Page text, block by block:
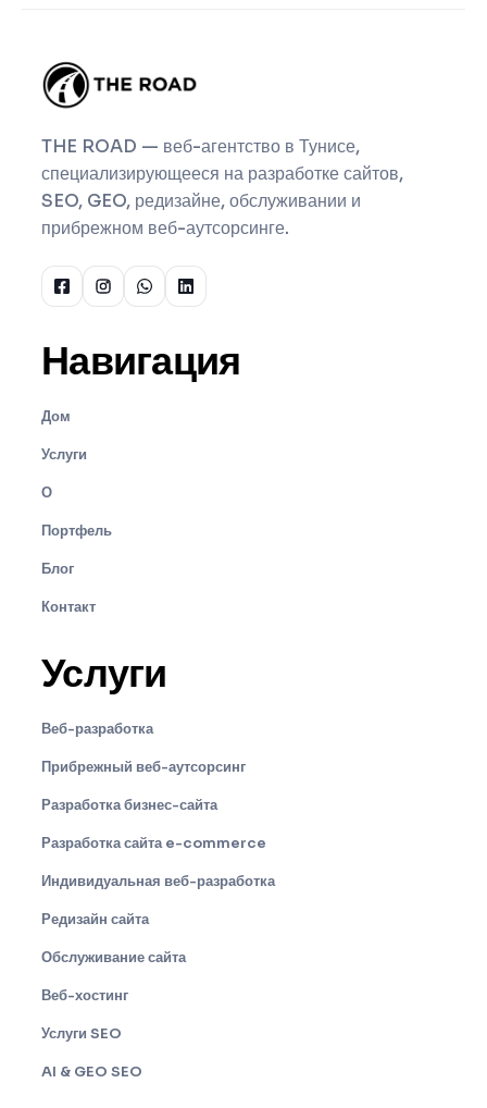
THE ROAD — веб-агентство в Тунисе,
специализирующееся на разработке сайтов,
SEO, GEO, редизайне, обслуживании и
прибрежном веб-аутсорсинге.
Навигация
Дом
Услуги
О
Портфель
Блог
Контакт
Услуги
Веб-разработка
Прибрежный веб-аутсорсинг
Разработка бизнес-сайта
Разработка сайта e-commerce
Индивидуальная веб-разработка
Редизайн сайта
Обслуживание сайта
Веб-хостинг
Услуги SEO
AI & GEO SEO